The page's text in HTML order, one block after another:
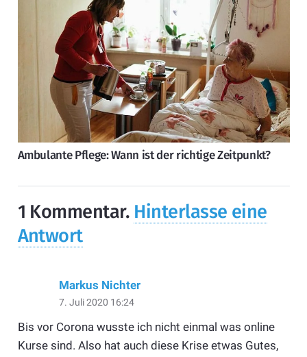
Ambulante Pflege: Wann ist der richtige Zeitpunkt?
1 Kommentar. Hinterlasse eine
Antwort
Markus Nichter
7. Juli 2020 16:24
Bis vor Corona wusste ich nicht einmal was online
Kurse sind. Also hat auch diese Krise etwas Gutes,